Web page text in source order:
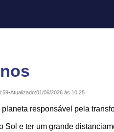
•Atualizado:01/06/2026 às 10:25
responsável pela
Sol e ter um grande